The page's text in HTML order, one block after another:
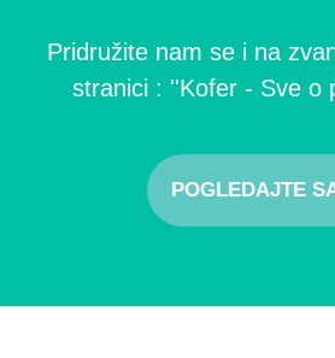
Pridružite nam se i na
stranici : ''Kofer - Sve o
POGLEDAJTE